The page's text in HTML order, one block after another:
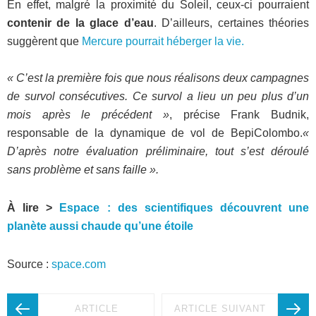
En effet, malgré la proximité du Soleil, ceux-ci pourraient
contenir de la glace d’eau. D’ailleurs, certaines théories
suggèrent que Mercure pourrait héberger la vie.
« C’est la première fois que nous réalisons deux campagnes
de survol consécutives. Ce survol a lieu un peu plus d’un
mois après le précédent », précise Frank Budnik,
responsable de la dynamique de vol de BepiColombo.«
D’après notre évaluation préliminaire, tout s’est déroulé
sans problème et sans faille ».
À lire >
Espace : des scientifiques découvrent une
planète aussi chaude qu’une étoile
Source : space.com
ARTICLE
ARTICLE SUIVANT